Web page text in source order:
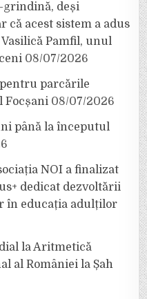
grindină, deși
că acest sistem a adus
Pamfil, unul
08/07/2026
parcările
Focșani 08/07/2026
până la începutul
NOI a finalizat
dedicat dezvoltării
în educația adulților
la Aritmetică
al României la Șah